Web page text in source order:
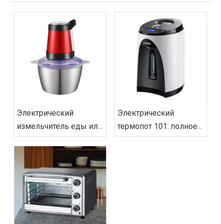
Электрический
измельчитель еды или
ручной измельчитель:
какой из них подойдет
именно вам?
Электрический
термопот 101: полное
руководство по